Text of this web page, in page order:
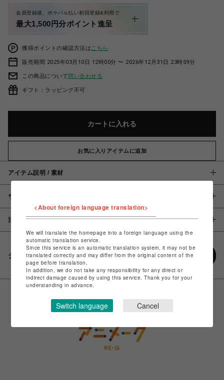
会員登録後、ポケパル払い初回登録&利用で
最大1,500円分ポイント進呈
獲得ポイントの確認方法は こちら
販売期間 2025年03月10日 12時00分 〜 2026年12月31日 23時59分
この商品について問い合わせる
ギフト：ラッピング不可
カートに入れる
お気に入りアイテムに追加
アイテム説明 / 素材
サイズ
注意事項
シェアする
<About foreign language translation>
We will translate the homepage into a foreign language using the
automatic translation service.
Since this service is an automatic translation system, it may not be
translated correctly and may differ from the original content of the
page before translation.
In addition, we do not take any responsibility for any direct or
indirect damage caused by using this service. Thank you for your
understanding in advance.
Switch language Cancel